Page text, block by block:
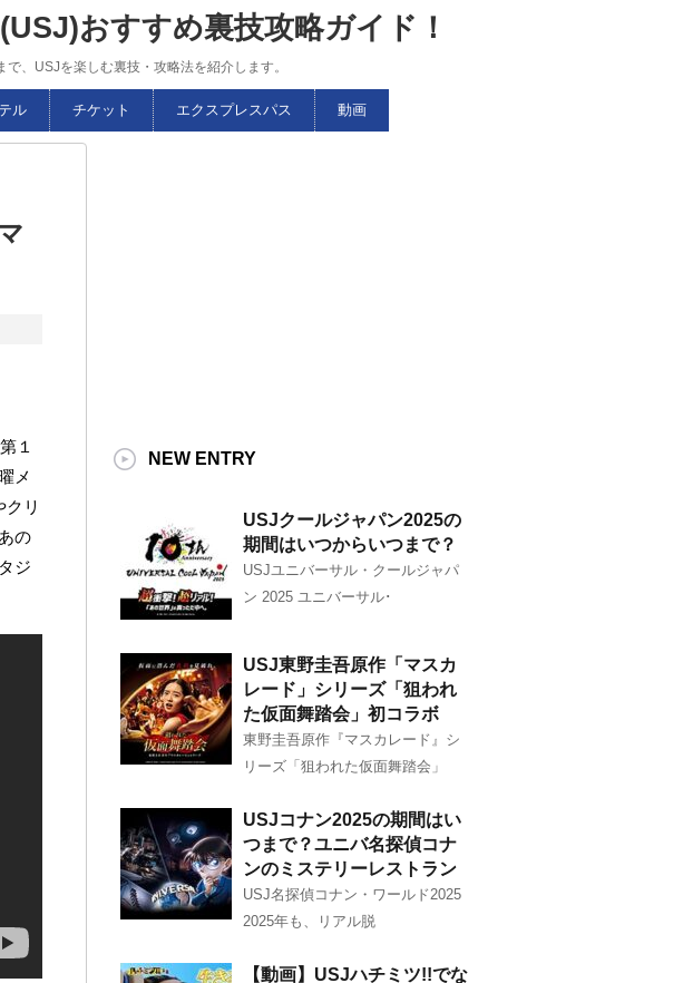
おすすめ裏技攻略ガイド！
、USJを楽しむ裏技・攻略法を紹介します。
ル チケット エクスプレスパス 動画
１
メ
リ
の
ジ
NEW ENTRY
USJクールジャパン2025の
期間はいつからいつまで？
USJユニバーサル・クールジャパ
ン 2025 ユニバーサル･
USJ東野圭吾原作「マスカ
レード」シリーズ「狙われ
た仮面舞踏会」初コラボ
東野圭吾原作『マスカレード』シ
リーズ「狙われた仮面舞踏会」
USJコナン2025の期間はい
つまで？ユニバ名探偵コナ
ンのミステリーレストラン
USJ名探偵コナン・ワールド2025
2025年も、リアル脱
【動画】USJハチミツ!!でな